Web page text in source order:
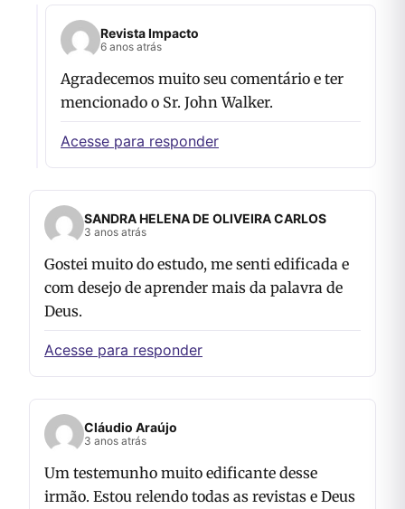
Revista Impacto
6 anos atrás
Agradecemos muito seu comentário e ter
mencionado o Sr. John Walker.
Acesse para responder
SANDRA HELENA DE OLIVEIRA CARLOS
3 anos atrás
Gostei muito do estudo, me senti edificada e
com desejo de aprender mais da palavra de
Deus.
Acesse para responder
Cláudio Araújo
3 anos atrás
Um testemunho muito edificante desse
irmão. Estou relendo todas as revistas e Deus